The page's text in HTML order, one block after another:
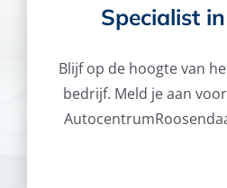
Specialist
Blijf op de hoogte van
bedrijf. Meld je aan